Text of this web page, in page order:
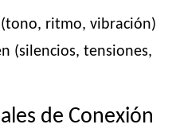
ritmo, vibración)
(silencios, tensiones,
de Conexión